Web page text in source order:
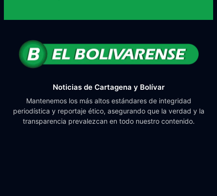
Noticias de Cartagena y Bolívar
Mantenemos los más altos estándares de integridad
periodística y reportaje ético, asegurando que la verdad y la
transparencia prevalezcan en todo nuestro contenido.